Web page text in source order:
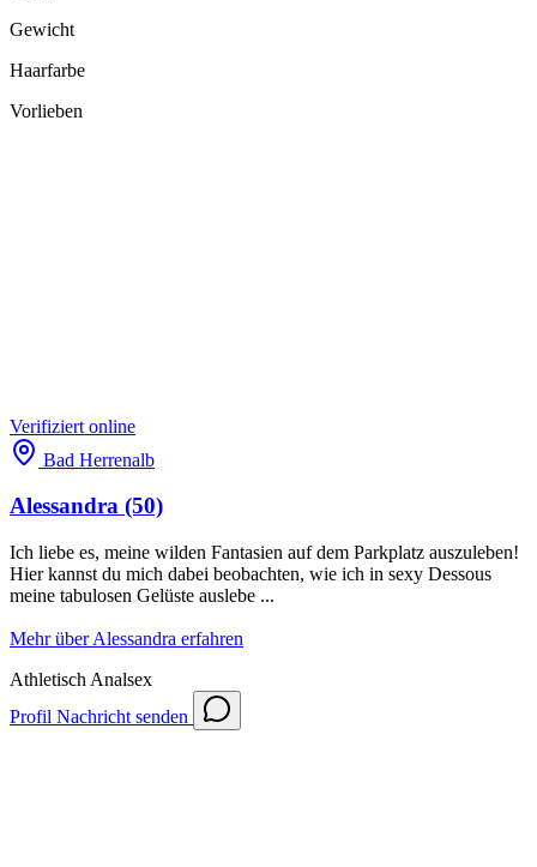
Gewicht
Haarfarbe
Vorlieben
Verifiziert online
Bad Herrenalb
Alessandra (50)
Ich liebe es, meine wilden Fantasien auf dem Parkplatz auszuleben!
Hier kannst du mich dabei beobachten, wie ich in sexy Dessous
meine tabulosen Gelüste auslebe ...
Mehr über Alessandra erfahren
Athletisch Analsex
Profil Nachricht senden